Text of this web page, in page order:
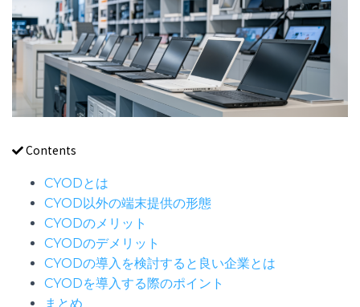
Contents
CYODとは
CYOD以外の端末提供の形態
CYODのメリット
CYODのデメリット
CYODの導入を検討すると良い企業とは
CYODを導入する際のポイント
まとめ